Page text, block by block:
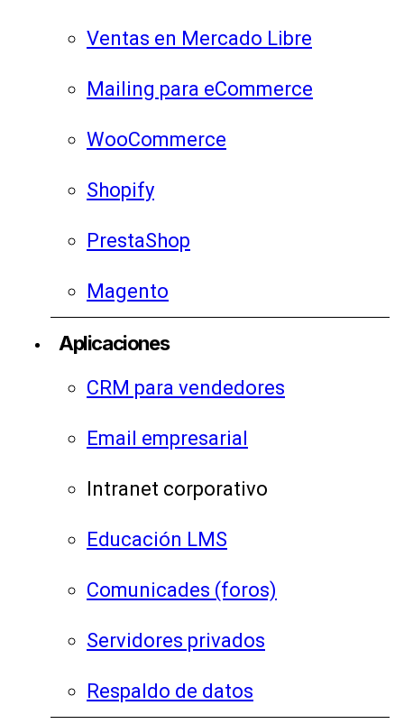
Ventas en Mercado Libre
Mailing para eCommerce
WooCommerce
Shopify
PrestaShop
Magento
Aplicaciones
CRM para vendedores
Email empresarial
Intranet corporativo
Educación LMS
Comunicades (foros)
Servidores privados
Respaldo de datos